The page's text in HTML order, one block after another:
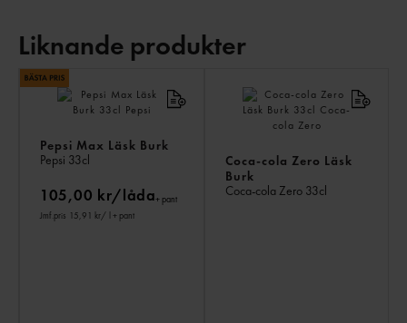
Liknande produkter
Pepsi Max Läsk Burk
Pepsi 33cl
105,00 kr/låda+ pant
Jmf.pris 15,91 kr/ l + pant
Coca-cola Zero Läsk
Burk
Coca-cola Zero 33cl